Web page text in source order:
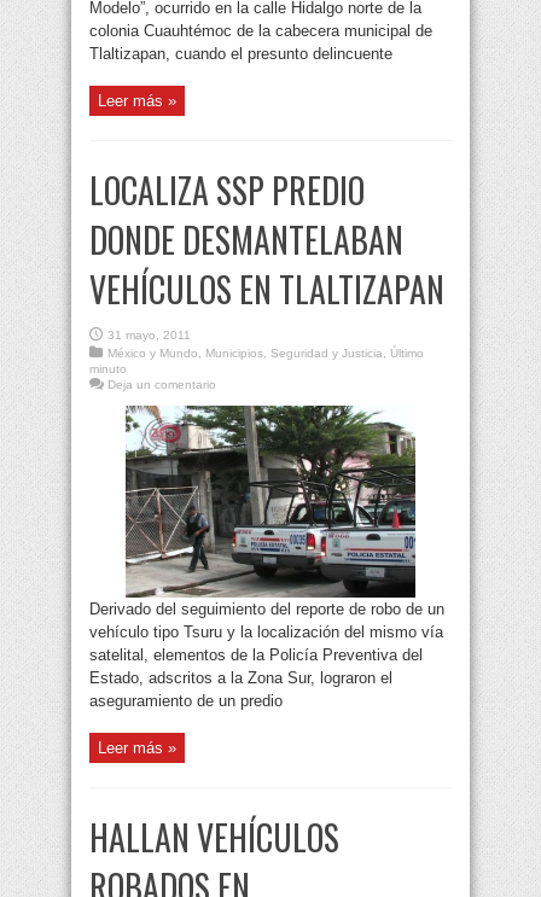
Modelo”, ocurrido en la calle Hidalgo norte de la
colonia Cuauhtémoc de la cabecera municipal de
Tlaltizapan, cuando el presunto delincuente
Leer más »
LOCALIZA SSP PREDIO
DONDE DESMANTELABAN
VEHÍCULOS EN TLALTIZAPAN
31 mayo, 2011
México y Mundo
Municipios Seguridad y Justicia
Último
minuto
Deja un comentario
Derivado del seguimiento del reporte de robo de un
vehículo tipo Tsuru y la localización del mismo vía
satelital, elementos de la Policía Preventiva del
Estado, adscritos a la Zona Sur, lograron el
aseguramiento de un predio
Leer más »
HALLAN VEHÍCULOS
ROBADOS EN